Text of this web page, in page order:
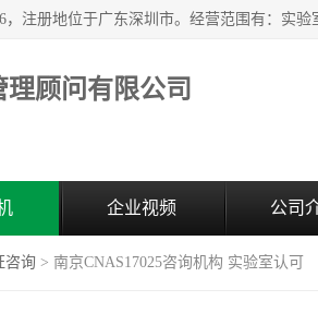
顾问有限公司
企业视频 公司
咨询 > 南京CNAS17025咨询机构 实验室认可